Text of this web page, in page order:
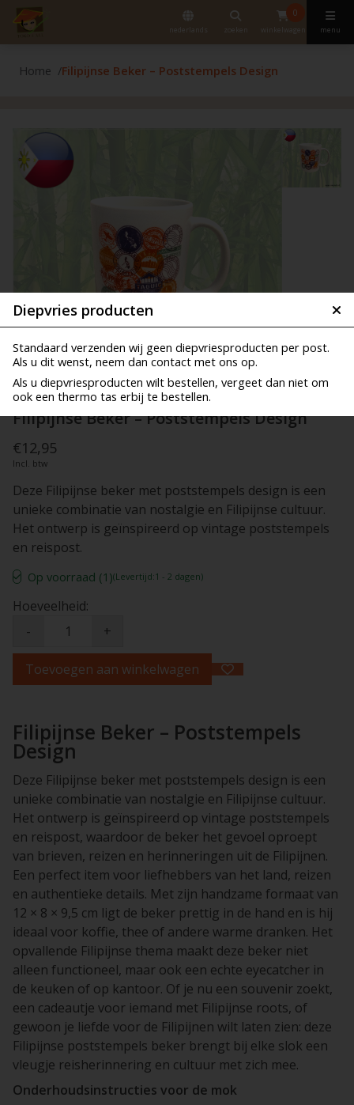
nederlands zoeken
0
winkelwagen menu
Diepvries producten
Standaard verzenden wij geen diepvriesproducten per post.
Als u dit wenst, neem dan contact met ons op.
Als u diepvriesproducten wilt bestellen, vergeet dan niet om
ook een thermo tas erbij te bestellen.
Home Filipijnse Beker – Poststempels Design
Filipijnse Beker – Poststempels Design
€12,95
Incl. btw
Deze Filipijnse beker met poststempels design is een
unieke combinatie van nostalgie en Filipijnse cultuur.
Het ontwerp is geïnspireerd op vintage poststempels
en reispost.
Op voorraad (1)(Levertijd:1 - 2 dagen)
Hoeveelheid:
-
+
Toevoegen aan winkelwagen
Filipijnse Beker – Poststempels
Design
Deze Filipijnse beker met poststempels design is een
unieke combinatie van nostalgie en Filipijnse cultuur.
Het ontwerp is geïnspireerd op vintage poststempels
en reispost, waardoor de beker het gevoel oproept
van brieven, reizen en herinneringen uit de Filipijnen.
Een perfect item voor liefhebbers van het land, reizen
en authentieke details. Met zijn handzame formaat van
12 × 8 × 9,5 cm ligt de beker prettig in de hand en is hij
ideaal voor koffie, thee of andere warme dranken. Het
opvallende Filipijnse thema maakt deze beker niet
alleen functioneel, maar ook een echte eyecatcher in
de keuken of op kantoor. Of je nu een souvenir zoekt,
een cadeautje voor iemand met Filipijnse roots, of
gewoon je liefde voor de Filipijnen wilt laten zien: deze
Filipijnse poststempels beker brengt bij elke slok een
vleugje reisherinnering en cultuur met zich mee.
Onderhoudsinstructies voor de mok